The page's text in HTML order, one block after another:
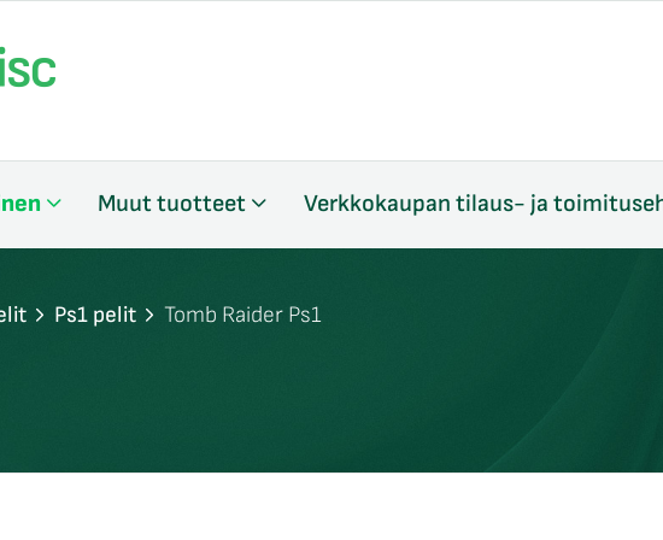
Muut tuotteet Verkkokaupan tilaus- ja
Ps1 pelit Tomb Raider Ps1